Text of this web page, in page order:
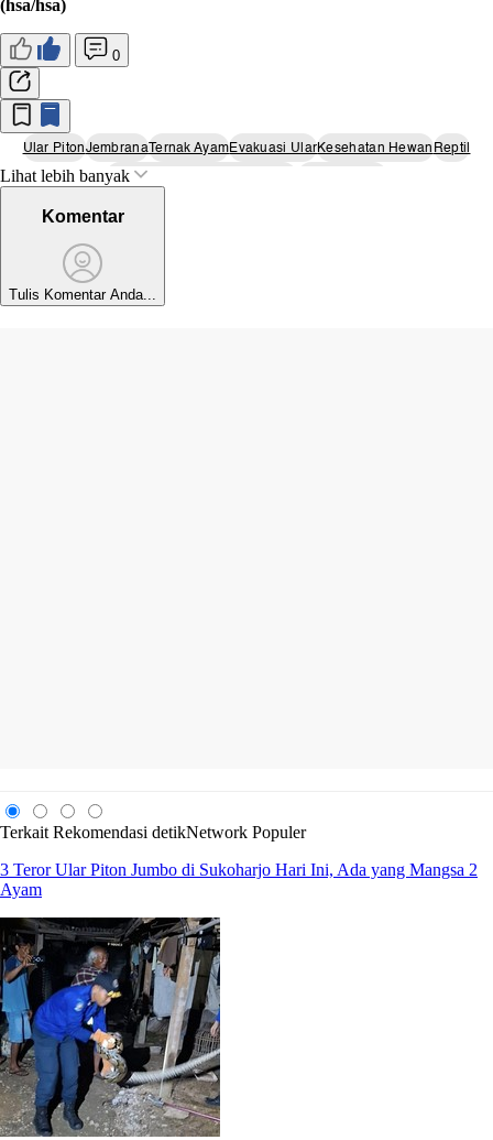
(hsa/hsa)
0
Ular PitonJembranaTernak AyamEvakuasi UlarKesehatan HewanReptil
Petugas Pemadam Kebakaran
Lihat lebih banyak
Komentar
Tulis Komentar Anda...
Terkait Rekomendasi detikNetwork Populer
3 Teror Ular Piton Jumbo di Sukoharjo Hari Ini, Ada yang Mangsa 2
Ayam